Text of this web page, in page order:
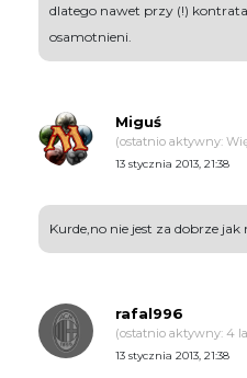
dlatego nawet przy (!)
osamotnieni.
Miguś
(ostatnio aktywny:
13 stycznia 2013, 21:38
Kurde,no nie jest za dobrze jak
rafal996
(ostatnio aktywny: 4
13 stycznia 2013, 21:38